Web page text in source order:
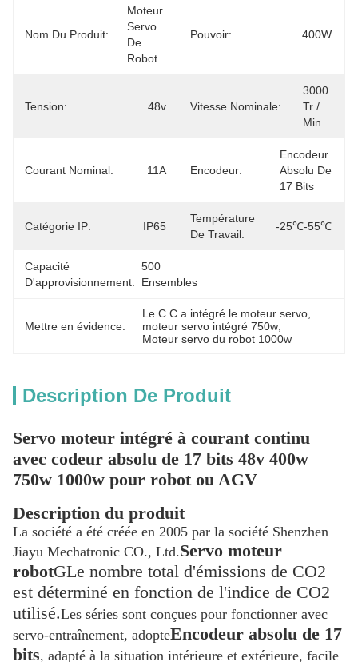
Nom Du Produit:
Moteur
Servo
De
Robot
Pouvoir: 400W
Tension: 48v Vitesse Nominale:
3000
Tr /
Min
Courant Nominal: 11A Encodeur:
Encodeur
Absolu De
17 Bits
Catégorie IP: IP65
Température
De Travail:
-25℃-55℃
Capacité
D'approvisionnement:
500
Ensembles
Mettre en évidence:
Le C.C a intégré le moteur servo
moteur servo intégré 750w
Moteur servo du robot 1000w
Description De Produit
Servo moteur intégré à courant continu
avec codeur absolu de 17 bits 48v 400w
750w 1000w pour robot ou AGV
Description du produit
La société a été créée en 2005 par la société Shenzhen
Jiayu Mechatronic CO., Ltd.Servo moteur
robotGLe nombre total d'émissions de CO2
est déterminé en fonction de l'indice de CO2
utilisé.Les séries sont conçues pour fonctionner avec
servo-entraînement, adopteEncodeur absolu de 17
bits, adapté à la situation intérieure et extérieure, facile